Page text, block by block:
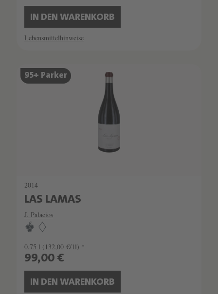
IN DEN WARENKORB
Lebensmittelhinweise
SCHATZKAMMER
LIMITIERT
95+ Parker
2014
LAS LAMAS
J. Palacios
0.75 l (132,00 €/1l) *
99,00 €
IN DEN WARENKORB